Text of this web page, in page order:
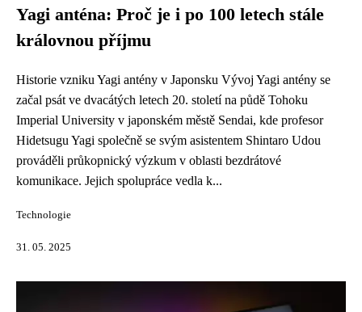
Yagi anténa: Proč je i po 100 letech stále
královnou příjmu
Historie vzniku Yagi antény v Japonsku Vývoj Yagi antény se
začal psát ve dvacátých letech 20. století na půdě Tohoku
Imperial University v japonském městě Sendai, kde profesor
Hidetsugu Yagi společně se svým asistentem Shintaro Udou
prováděli průkopnický výzkum v oblasti bezdrátové
komunikace. Jejich spolupráce vedla k...
Technologie
31. 05. 2025